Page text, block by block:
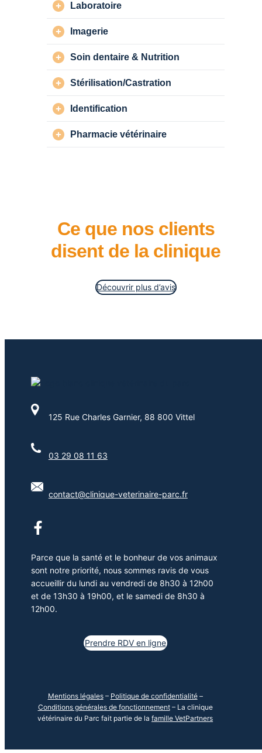
Laboratoire
Imagerie
Soin dentaire & Nutrition
Stérilisation/Castration
Identification
Pharmacie vétérinaire
Ce que nos clients
disent de la clinique
Découvrir plus d’avis
125 Rue Charles Garnier, 88 800 Vittel
03 29 08 11 63
contact@clinique-veterinaire-parc.fr
Parce que la santé et le bonheur de vos animaux
sont notre priorité, nous sommes ravis de vous
accueillir du lundi au vendredi de 8h30 à 12h00
et de 13h30 à 19h00, et le samedi de 8h30 à
12h00.
Prendre RDV en ligne
Mentions légales– Politique de confidentialité–
Conditions générales de fonctionnement– La clinique
vétérinaire du Parc fait partie de lafamille VetPartners